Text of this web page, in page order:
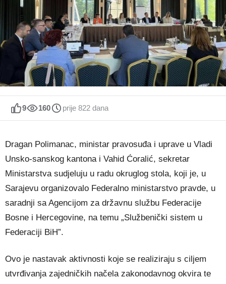
9 160 prije 822 dana
Dragan Polimanac, ministar pravosuđa i uprave u Vladi
Unsko-sanskog kantona i Vahid Ćoralić, sekretar
Ministarstva sudjeluju u radu okruglog stola, koji je, u
Sarajevu organizovalo Federalno ministarstvo pravde, u
saradnji sa Agencijom za državnu službu Federacije
Bosne i Hercegovine, na temu „Službenički sistem u
Federaciji BiH”.
Ovo je nastavak aktivnosti koje se realiziraju s ciljem
utvrđivanja zajedničkih načela zakonodavnog okvira te